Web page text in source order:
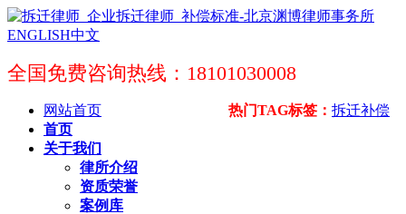
ENGLISH中文
全国免费咨询热线：18101030008
热门TAG标签： 拆迁补偿
网站首页
首页
关于我们
律所介绍
资质荣誉
案例库